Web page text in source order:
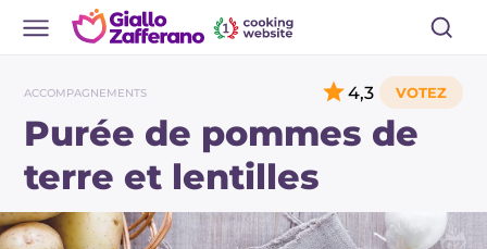
ACCOMPAGNEMENTS
Purée de pommes de
terre et lentilles
4,3